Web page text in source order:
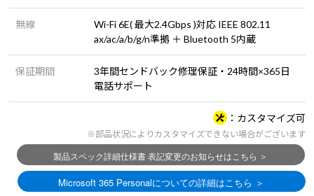
無線
Wi-Fi 6E( 最大2.4Gbps )対応 IEEE 802.11
ax/ac/a/b/g/n準拠 ＋ Bluetooth 5内蔵
保証期間
3年間センドバック修理保証・24時間×365日
電話サポート
カスタマイズ可
※部品状況によりカスタマイズできない場合がございます